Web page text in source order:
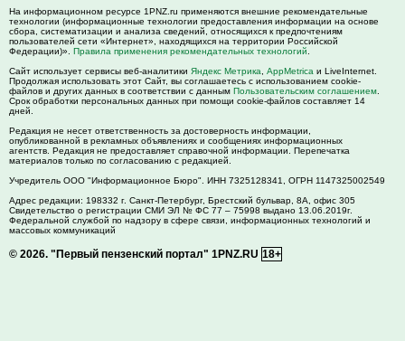
На информационном ресурсе 1PNZ.ru применяются внешние рекомендательные
технологии (информационные технологии предоставления информации на основе
сбора, систематизации и анализа сведений, относящихся к предпочтениям
пользователей сети «Интернет», находящихся на территории Российской
Федерации)». Правила применения рекомендательных технологий
Сайт использует сервисы веб-аналитики Яндекс Метрика AppMetrica и LiveInternet.
Продолжая использовать этот Сайт, вы соглашаетесь с использованием cookie-
файлов и других данных в соответствии с данным Пользовательским соглашением
Срок обработки персональных данных при помощи cookie-файлов составляет 14
дней.
Редакция не несет ответственность за достоверность информации,
опубликованной в рекламных объявлениях и сообщениях информационных
агентств. Редакция не предоставляет справочной информации. Перепечатка
материалов только по согласованию с редакцией.
Учредитель ООО "Информационное Бюро". ИНН 7325128341, ОГРН 1147325002549
Адрес редакции: 198332 г. Санкт-Петербург, Брестский бульвар, 8А, офис 305
Свидетельство о регистрации СМИ ЭЛ № ФС 77 – 75998 выдано 13.06.2019г.
Федеральной службой по надзору в сфере связи, информационных технологий и
массовых коммуникаций
© 2026. "Первый пензенский портал" 1PNZ.RU 18+